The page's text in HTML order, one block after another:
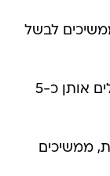
לבשל
7. מכניסים את הביצים למחבת ומבשלים אותן כ-5
ממשיכים